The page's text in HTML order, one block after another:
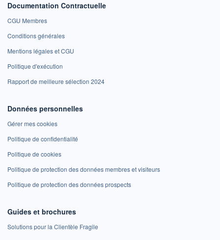
Documentation Contractuelle
CGU Membres
Conditions générales
Mentions légales et CGU
Politique d'exécution
Rapport de meilleure sélection 2024
Données personnelles
Gérer mes cookies
Politique de confidentialité
Politique de cookies
Politique de protection des données membres et visiteurs
Politique de protection des données prospects
Guides et brochures
Solutions pour la Clientèle Fragile